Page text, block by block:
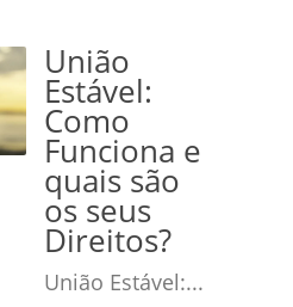
União
Estável:
Como
Funciona e
quais são
os seus
Direitos?
União Estável:...